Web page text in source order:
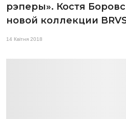
рэперы». Костя
новой коллекции
14 Квітня 2018